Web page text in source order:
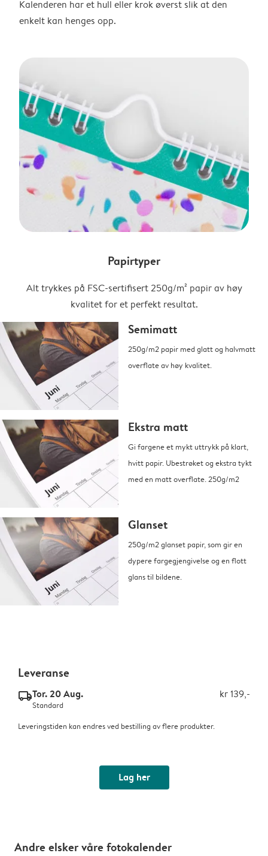
Kalenderen har et hull eller krok øverst slik at den
enkelt kan henges opp.
Papirtyper
Alt trykkes på FSC-sertifisert 250g/m² papir av høy
kvalitet for et perfekt resultat.
Semimatt
250g/m2 papir med glatt og halvmatt
overflate av høy kvalitet.
Ekstra matt
Gi fargene et mykt uttrykk på klart,
hvitt papir. Ubestrøket og ekstra tykt
med en matt overflate. 250g/m2
Glanset
250g/m2 glanset papir, som gir en
dypere fargegjengivelse og en flott
glans til bildene.
Leveranse
delivery_standard_v2Tor. 20 Aug. kr 139,-
Standard
Leveringstiden kan endres ved bestilling av flere produkter.
Lag her
Andre elsker våre fotokalender